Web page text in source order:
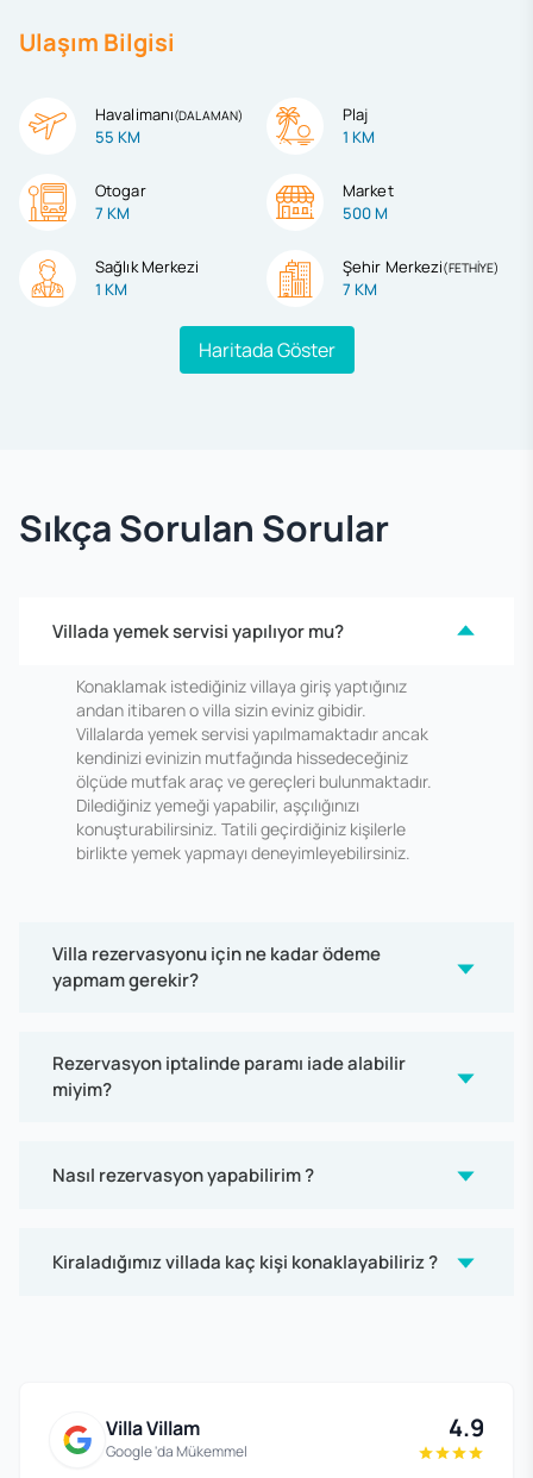
Ulaşım Bilgisi
Havalimanı(DALAMAN)
55 KM
Plaj
1 KM
Otogar
7 KM
Market
500 M
Sağlık Merkezi
1 KM
Şehir Merkezi(FETHİYE)
7 KM
Haritada Göster
Sıkça Sorulan Sorular
Villada yemek servisi yapılıyor mu?
Konaklamak istediğiniz villaya giriş yaptığınız
andan itibaren o villa sizin eviniz gibidir.
Villalarda yemek servisi yapılmamaktadır ancak
kendinizi evinizin mutfağında hissedeceğiniz
ölçüde mutfak araç ve gereçleri bulunmaktadır.
Dilediğiniz yemeği yapabilir, aşçılığınızı
konuşturabilirsiniz. Tatili geçirdiğiniz kişilerle
birlikte yemek yapmayı deneyimleyebilirsiniz.
Villa rezervasyonu için ne kadar ödeme
yapmam gerekir?
Rezervasyon iptalinde paramı iade alabilir
miyim?
Nasıl rezervasyon yapabilirim ?
Kiraladığımız villada kaç kişi konaklayabiliriz ?
Villa Villam
Google 'da Mükemmel
4.9